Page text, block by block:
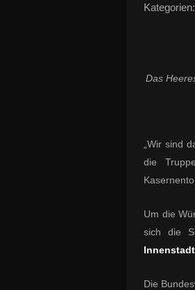
Kategorien:
Das
„Wir sind
die
Um die
sich die
Die